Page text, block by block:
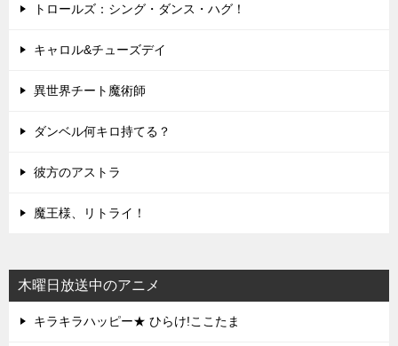
トロールズ：シング・ダンス・ハグ！
キャロル&チューズデイ
異世界チート魔術師
ダンベル何キロ持てる？
彼方のアストラ
魔王様、リトライ！
木曜日放送中のアニメ
キラキラハッピー★ ひらけ!ここたま